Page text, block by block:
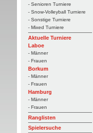
- Senioren Turniere
- Snow-Volleyball Turniere
- Sonstige Turniere
- Mixed Turniere
Aktuelle Turniere
Laboe
- Männer
- Frauen
Borkum
- Männer
- Frauen
Hamburg
- Männer
- Frauen
Ranglisten
Spielersuche